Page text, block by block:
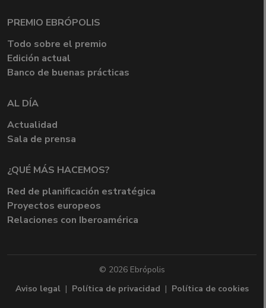
PREMIO EBRÓPOLIS
Todo sobre el premio
Edición actual
Banco de buenas prácticas
AL DÍA
Actualidad
Sala de prensa
¿QUÉ MÁS HACEMOS?
Red de planificación estratégica
Proyectos europeos
Relaciones con Iberoamérica
© 2026 Ebrópolis
Aviso legal| Política de privacidad | Política de cookies